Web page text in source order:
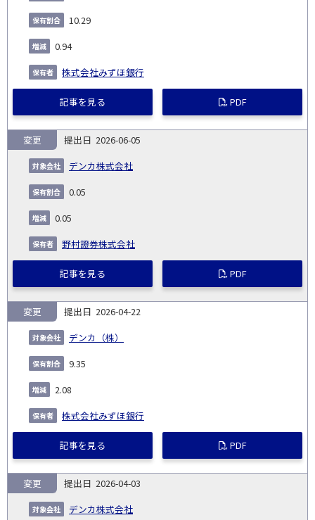
10.29
0.94
株式会社みずほ銀行
記事を見る PDF
2026-06-05
デンカ株式会社
変更
0.05
0.05
野村證券株式会社
記事を見る PDF
2026-04-22
デンカ（株）
変更
9.35
2.08
株式会社みずほ銀行
記事を見る PDF
2026-04-03
デンカ株式会社
変更